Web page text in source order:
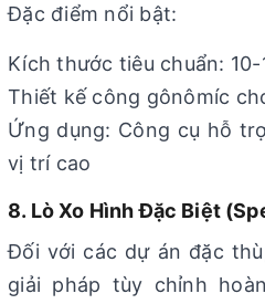
Đặc điểm nổi bật:
Kích thước tiêu chuẩn: 10-
Thiết kế công gônômíc
Ứng dụng: Công cụ hỗ
vị trí cao
8. Lò Xo Hình Đặc Biệt
Đối với các dự án đặc
giải pháp tùy chỉnh